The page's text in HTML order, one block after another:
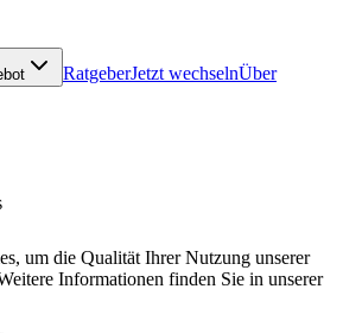
RatgeberJetzt wechselnÜber
um die Qualität Ihrer Nutzung unserer
Informationen finden Sie in unserer